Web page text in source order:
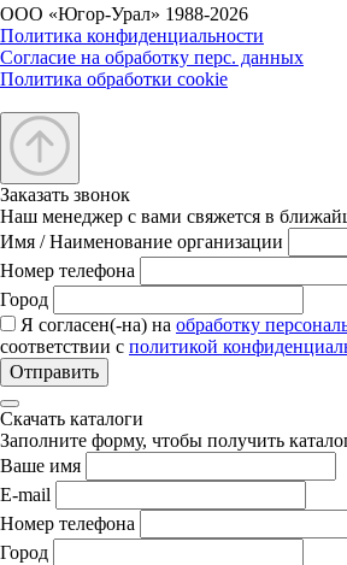
ООО «Югор-Урал» 1988-2026
Политика конфиденциальности
Согласие на обработку перс. данных
Политика обработки cookie
Заказать звонок
Наш менеджер с вами свяжется в
Имя / Наименование организации
Номер телефона
Город
Я согласен(-на) на обработку
соответствии с политикой
Отправить
Скачать каталоги
Заполните форму, чтобы получить
Ваше имя
E-mail
Номер телефона
Город